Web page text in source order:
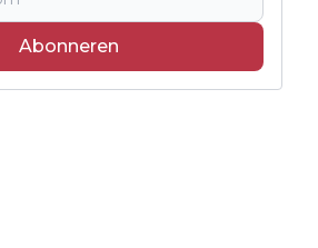
Abonneren